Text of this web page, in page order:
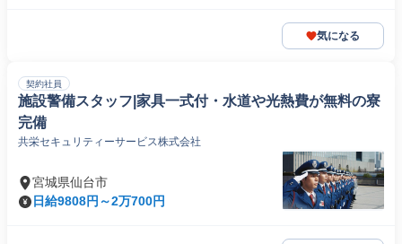
気になる
契約社員
施設警備スタッフ|家具一式付・水道や光熱費が無料の寮
完備
共栄セキュリティーサービス株式会社
宮城県仙台市
日給9808円～2万700円